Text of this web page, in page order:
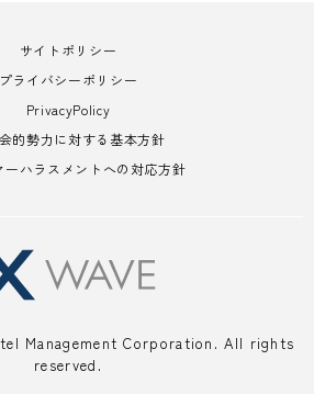
サイトポリシー
プライバシーポリシー
PrivacyPolicy
的勢力に対する基本方針
ーハラスメントへの対応方針
Management Corporation. All rights
reserved.